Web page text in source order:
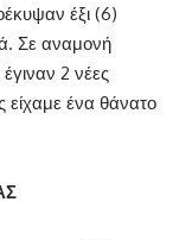
έξι (6)
Σε αναμονή
2 νέες
ένα θάνατο